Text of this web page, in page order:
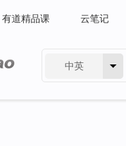
有道精品课 云笔记
中英